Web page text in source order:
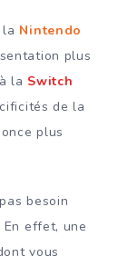
Nintendo
plus
la Switch
de la
plus
besoin
En effet, une
vous